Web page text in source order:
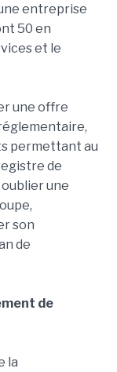
entreprise
50 en
et le
une offre
permettant au
de
oublier une
son
de
de
la